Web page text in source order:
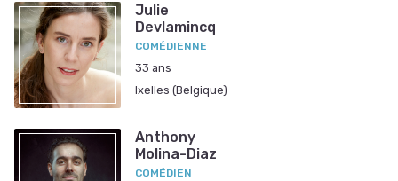
Julie
Devlamincq
COMÉDIENNE
33 ans
Ixelles (Belgique)
Anthony
Molina-Diaz
COMÉDIEN